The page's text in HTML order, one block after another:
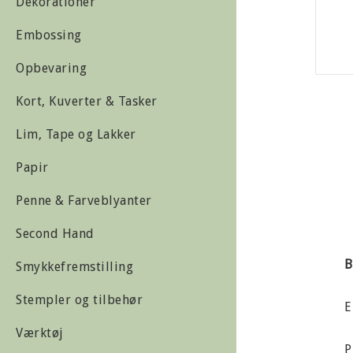
Embossing
Opbevaring
Kort, Kuverter & Tasker
Lim, Tape og Lakker
Papir
Penne & Farveblyanter
Second Hand
Smykkefremstilling
Stempler og tilbehør
Værktøj